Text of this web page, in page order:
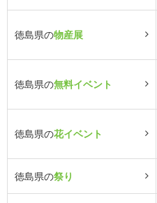
徳島県の物産展
徳島県の無料イベント
徳島県の花イベント
徳島県の祭り